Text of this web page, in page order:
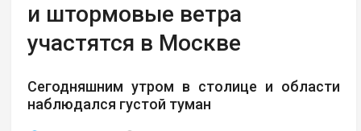
и штормовые ветра
участятся в Москве
Сегодняшним утром в столице и области
наблюдался густой туман